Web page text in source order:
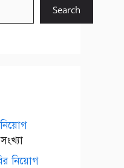
Search
নিয়োগ